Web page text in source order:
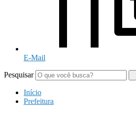
E-Mail
Pesquisar
Início
Prefeitura